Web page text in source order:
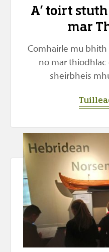
A’ toirt
mar
Comhairle mu bhith
no mar
sheirbheis